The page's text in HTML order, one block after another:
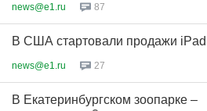
news@e1.ru 87
В США стартовали продажи iPad
news@e1.ru 27
В Екатеринбургском зоопарке –